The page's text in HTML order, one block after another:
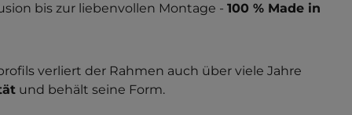
bis zur liebenvollen Montage - 100 % Made in
verliert der Rahmen auch über viele Jahre
und behält seine Form.